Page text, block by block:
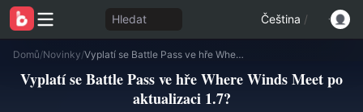
Hledat Čeština /
Domů/Novinky/ Vyplatí se Battle Pass ve hře Where Winds Meet po aktualizaci 1.7?
Vyplatí se Battle Pass ve hře Where Winds Meet po
aktualizaci 1.7?